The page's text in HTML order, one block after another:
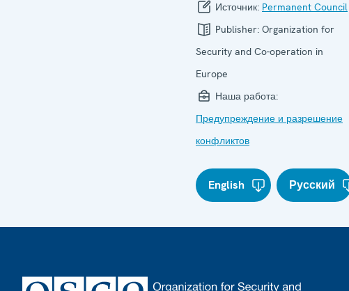
Источник: Permanent Council
Publisher: Organization for
Security and Co-operation in
Europe
Наша работа:
Предупреждение и разрешение
конфликтов
English Русский